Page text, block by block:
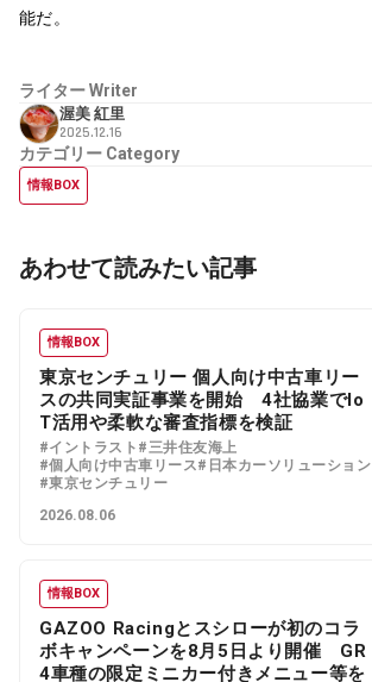
能だ。
ライターWriter
渥美 紅里
2025.12.16
カテゴリー Category
情報BOX
あわせて読みたい記事
情報BOX
東京センチュリー 個人向け中古車リー
スの共同実証事業を開始 4社協業でIo
T活用や柔軟な審査指標を検証
#イントラスト #三井住友海上
#個人向け中古車リース#日本カーソリューション
#東京センチュリー
2026.08.06
情報BOX
GAZOO Racingとスシローが初のコラ
ボキャンペーンを8月5日より開催 GR
4車種の限定ミニカー付きメニュー等を